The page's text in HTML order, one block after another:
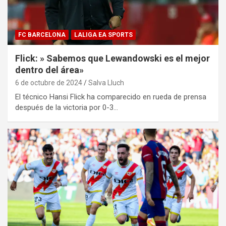
FC BARCELONA LALIGA EA SPORTS
Flick: » Sabemos que Lewandowski es el mejor
dentro del área»
6 de octubre de 2024 Salva Lluch
El técnico Hansi Flick ha comparecido en rueda de prensa
después de la victoria por 0-3…